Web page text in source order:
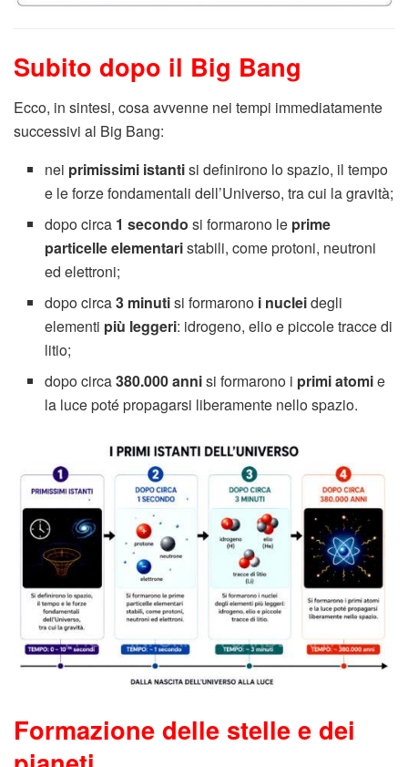
Subito dopo il Big Bang
Ecco, in sintesi, cosa avvenne nei tempi immediatamente
successivi al Big Bang:
nei primissimi istantisi definirono lo spazio, il tempo
e le forze fondamentali dell’Universo, tra cui la gravità;
dopo circa 1 secondo si formarono le prime
particelle elementaristabili, come protoni, neutroni
ed elettroni;
dopo circa3 minutisi formarono i nucleidegli
elementi più leggeri: idrogeno, elio e piccole tracce di
litio;
dopo circa380.000 annisi formarono i primi atomie
la luce poté propagarsi liberamente nello spazio.
Formazione delle stelle e dei